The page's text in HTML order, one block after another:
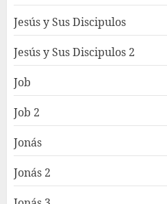
Jesús y Sus Discipulos
Jesús y Sus Discipulos 2
Job
Job 2
Jonás
Jonás 2